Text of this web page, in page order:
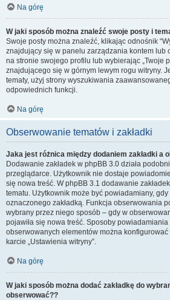
Na górę
W jaki sposób można znaleźć swoje posty i
Swoje posty można znaleźć, klikając odnośnik
znajdujący się w panelu zarządzania kontem lub
na stronie swojego profilu lub wybierając „Twoje
znajdującego się w górnym lewym rogu witryny.
tematy, użyj strony wyszukiwania
odpowiednich funkcji.
Na górę
Obserwowanie tematów i zakładki
Jaka jest różnica między dodaniem zakładki a
Dodawanie zakładek w phpBB 3.0 działa
przeglądarce. Użytkownik nie dostaje
się nowa treść. W phpBB 3.1 dodawanie
tematu. Użytkownik może być powiadamiany,
oznaczonego zakładką. Funkcja obserwowania
wybrany przez niego sposób – gdy w
pojawiła się nowa treść. Sposoby powiadamiania
obserwowanych elementów można
karcie „Ustawienia witryny”.
Na górę
W jaki sposób można dodać zakładkę do
obserwować??